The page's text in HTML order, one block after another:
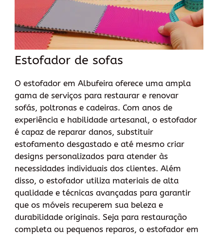
Estofador de sofas
O estofador em Albufeira oferece uma ampla
gama de serviços para restaurar e renovar
sofás, poltronas e cadeiras. Com anos de
experiência e habilidade artesanal, o estofador
é capaz de reparar danos, substituir
estofamento desgastado e até mesmo criar
designs personalizados para atender às
necessidades individuais dos clientes. Além
disso, o estofador utiliza materiais de alta
qualidade e técnicas avançadas para garantir
que os móveis recuperem sua beleza e
durabilidade originais. Seja para restauração
completa ou pequenos reparos, o estofador em